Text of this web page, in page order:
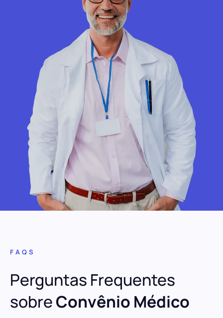
FAQS
Perguntas Frequentes
sobreConvênio Médico